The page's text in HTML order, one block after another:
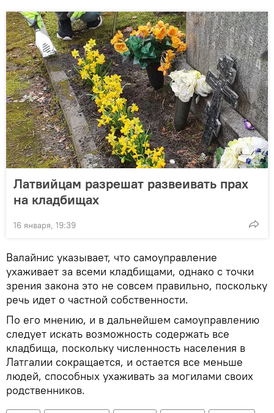
Латвийцам разрешат развеивать прах
на кладбищах
16 января, 19:39
Валайнис указывает, что самоуправление
ухаживает за всеми кладбищами, однако с точки
зрения закона это не совсем правильно, поскольку
речь идет о частной собственности.
По его мнению, и в дальнейшем самоуправлению
следует искать возможность содержать все
кладбища, поскольку численность населения в
Латгалии сокращается, и остается все меньше
людей, способных ухаживать за могилами своих
родственников.